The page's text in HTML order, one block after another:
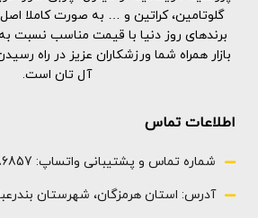
دارای کلسیم 34 میلی گرم
سدیم 20 میلی گرم
فیبر رژیمی 0.4 گرم 0.5 گرم سدیم
325عدد گپسول
30سرو (سایز کوچک)گلوتامین، کراتین و … به صورت کاملا اصل
برندهای روز دنیا با قیمت مناسب نسبت
بازار همراه شما ورزشکاران عزیز در راه
آل تان است.
اطلاعات تماس
شماره تماس و پشتیبانی واتساپ: 09381886857
آدرس: استان هرمزگان، شهرستان